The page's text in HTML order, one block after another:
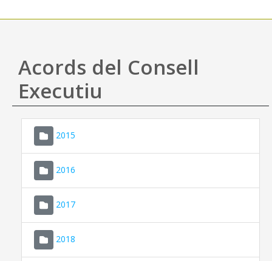
Utilitats
Ajuda
Acords del Consell
Executiu
2015
2016
2017
2018